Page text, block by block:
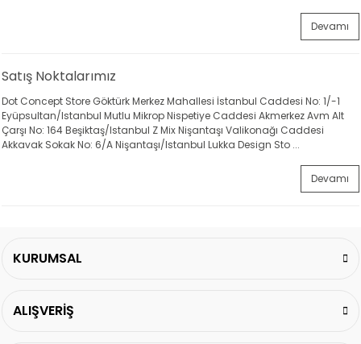
Devamı
Satış Noktalarımız
Dot Concept Store Göktürk Merkez Mahallesi İstanbul Caddesi No: 1/-1
Eyüpsultan/Istanbul Mutlu Mikrop Nispetiye Caddesi Akmerkez Avm Alt
Çarşı No: 164 Beşiktaş/Istanbul Z Mix Nişantaşı Valikonağı Caddesi
Akkavak Sokak No: 6/A Nişantaşı/Istanbul Lukka Design Sto ...
Devamı
KURUMSAL
ALIŞVERİŞ